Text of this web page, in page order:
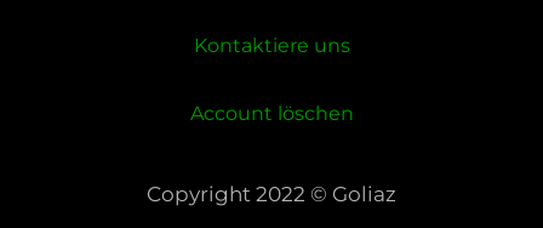
Kontaktiere uns
Account löschen
Copyright 2022 © Goliaz